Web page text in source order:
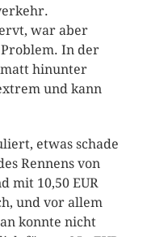
war aber
In der
hinunter
und kann
etwas schade
Rennens von
mit 10,50 EUR
und vor allem
konnte nicht